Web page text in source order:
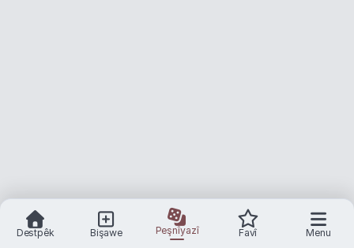
Destpêk Bişawe Peşnîyazî Favî Menu